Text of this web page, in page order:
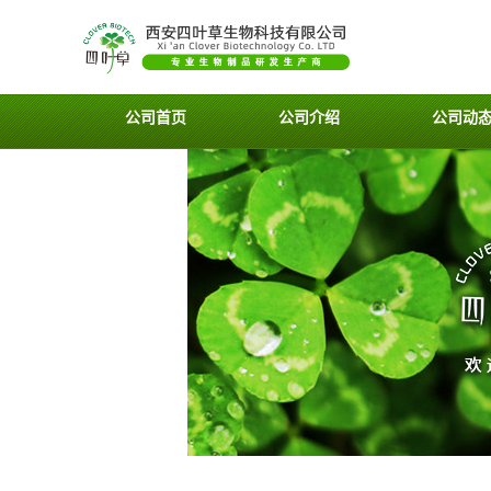
公司首页 公司介绍 公司动